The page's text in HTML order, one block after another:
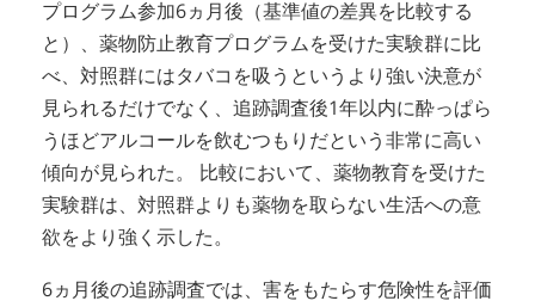
プログラム参加6ヵ月後（基準値の差異を比較する
と）、薬物防止教育プログラムを受けた実験群に比
べ、対照群にはタバコを吸うというより強い決意が
見られるだけでなく、追跡調査後1年以内に酔っぱら
うほどアルコールを飲むつもりだという非常に高い
傾向が見られた。 比較において、薬物教育を受けた
実験群は、対照群よりも薬物を取らない生活への意
欲をより強く示した。
6ヵ月後の追跡調査では、害をもたらす危険性を評価